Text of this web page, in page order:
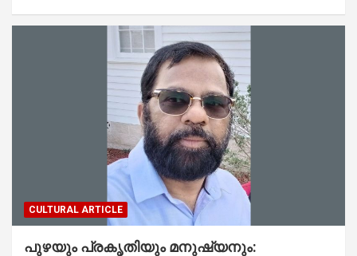
CULTURAL ARTICLE
പുഴയും പ്രകൃതിയും മനുഷ്യനും: